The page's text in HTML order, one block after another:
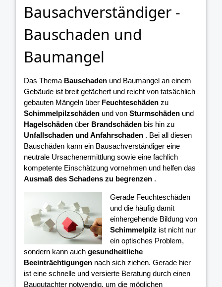
Bausachverständiger -
Bauschaden und
Baumangel
Das Thema Bauschaden und Baumangel an einem
Gebäude ist breit gefächert und reicht von tatsächlich
gebauten Mängeln über Feuchteschäden zu
Schimmelpilzschäden und von Sturmschäden und
Hagelschäden über Brandschäden bis hin zu
Unfallschaden und Anfahrschaden . Bei all diesen
Bauschäden kann ein Bausachverständiger eine
neutrale Ursachenermittlung sowie eine fachlich
kompetente Einschätzung vornehmen und helfen das
Ausmaß des Schadens zu begrenzen .
Gerade Feuchteschäden
und die häufig damit
einhergehende Bildung von
Schimmelpilz ist nicht nur
ein optisches Problem,
sondern kann auch gesundheitliche
Beeinträchtigungen nach sich ziehen. Gerade hier
ist eine schnelle und versierte Beratung durch einen
Baugutachter notwendig, um die möglichen